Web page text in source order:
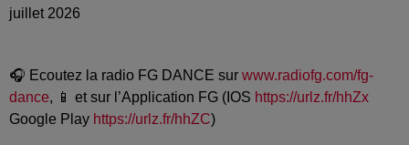
juillet 2026
🎧 Ecoutez la radio FG DANCE sur www.radiofg.com/fg-
dance, 📱 et sur l’Application FG (IOS https://urlz.fr/hhZx
Google Play https://urlz.fr/hhZC)